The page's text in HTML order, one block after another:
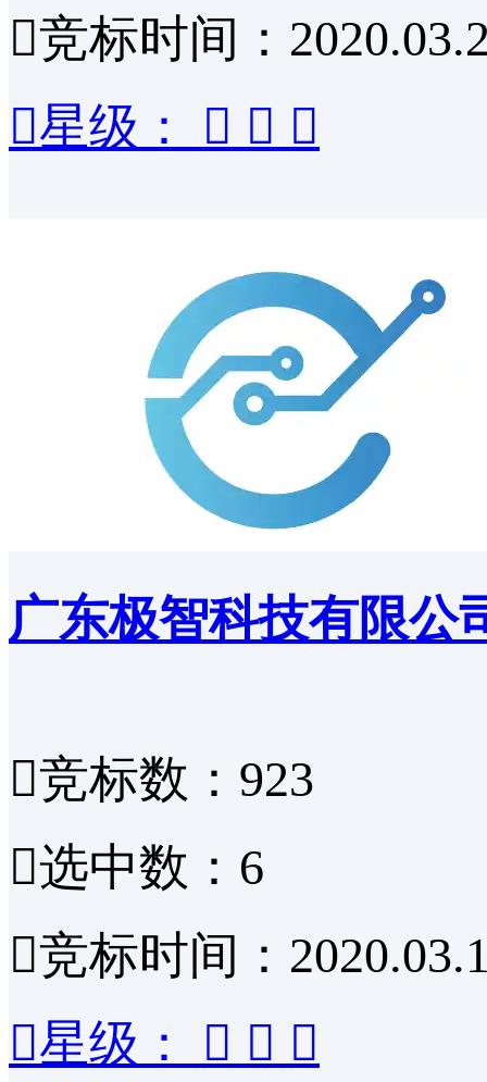
竞标时间：
星级：   
广东极智科技有限公
竞标数：923
选中数：6
竞标时间：
星级：   